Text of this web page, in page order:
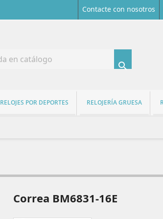
Contacte con nosotros

RELOJES POR DEPORTES RELOJERÍA GRUESA
Correa BM6831-16E